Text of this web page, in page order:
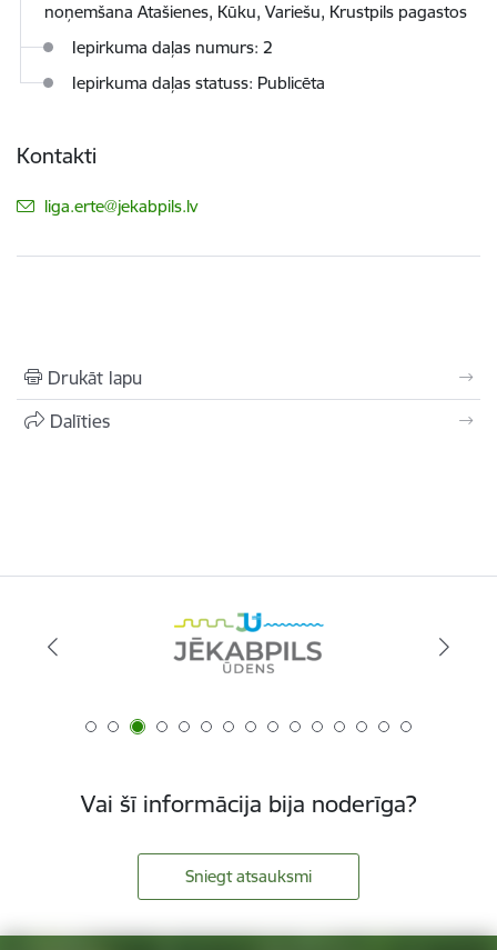
noņemšana Atašienes, Kūku, Variešu, Krustpils pagastos
Iepirkuma daļas numurs: 2
Iepirkuma daļas statuss: Publicēta
Kontakti
E-pasts:
liga.erte@jekabpils.lv
Drukāt lapu
Dalīties
Vai šī informācija bija noderīga?
Sniegt atsauksmi